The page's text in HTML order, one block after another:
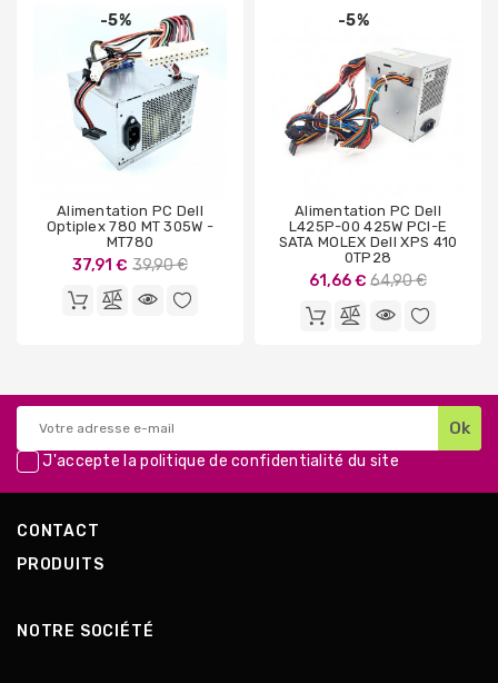
-5%
Alimentation PC Dell
Optiplex 780 MT 305W -
MT780
37,91 € Prix
base
39,90 €
-5%
Alimentation PC Dell
L425P-00 425W PCI-E
SATA MOLEX Dell XPS 410
0TP28
61,66 € Prix
base
64,90 €
J'accepte lapolitique de confidentialité du site
CONTACT
PRODUITS
NOTRE SOCIÉTÉ